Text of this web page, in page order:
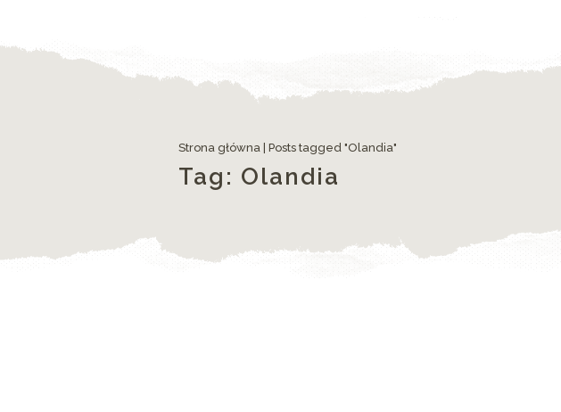
Strona główna Posts tagged "Olandia"
Tag: Olandia